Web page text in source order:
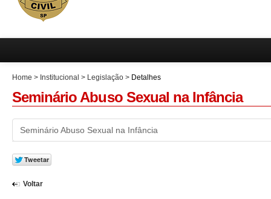
Home > Institucional > Legislação > Detalhes
Seminário Abuso Sexual na Infância
Seminário Abuso Sexual na Infância
Voltar